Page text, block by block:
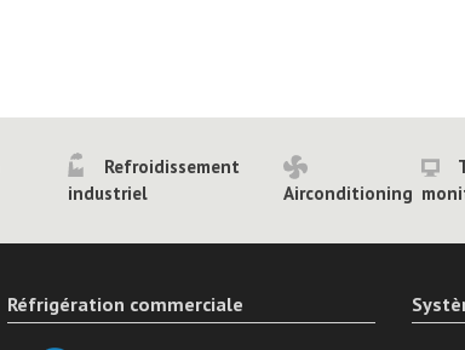
Refroidissement
industriel
Airconditioning
Réfrigération commerciale